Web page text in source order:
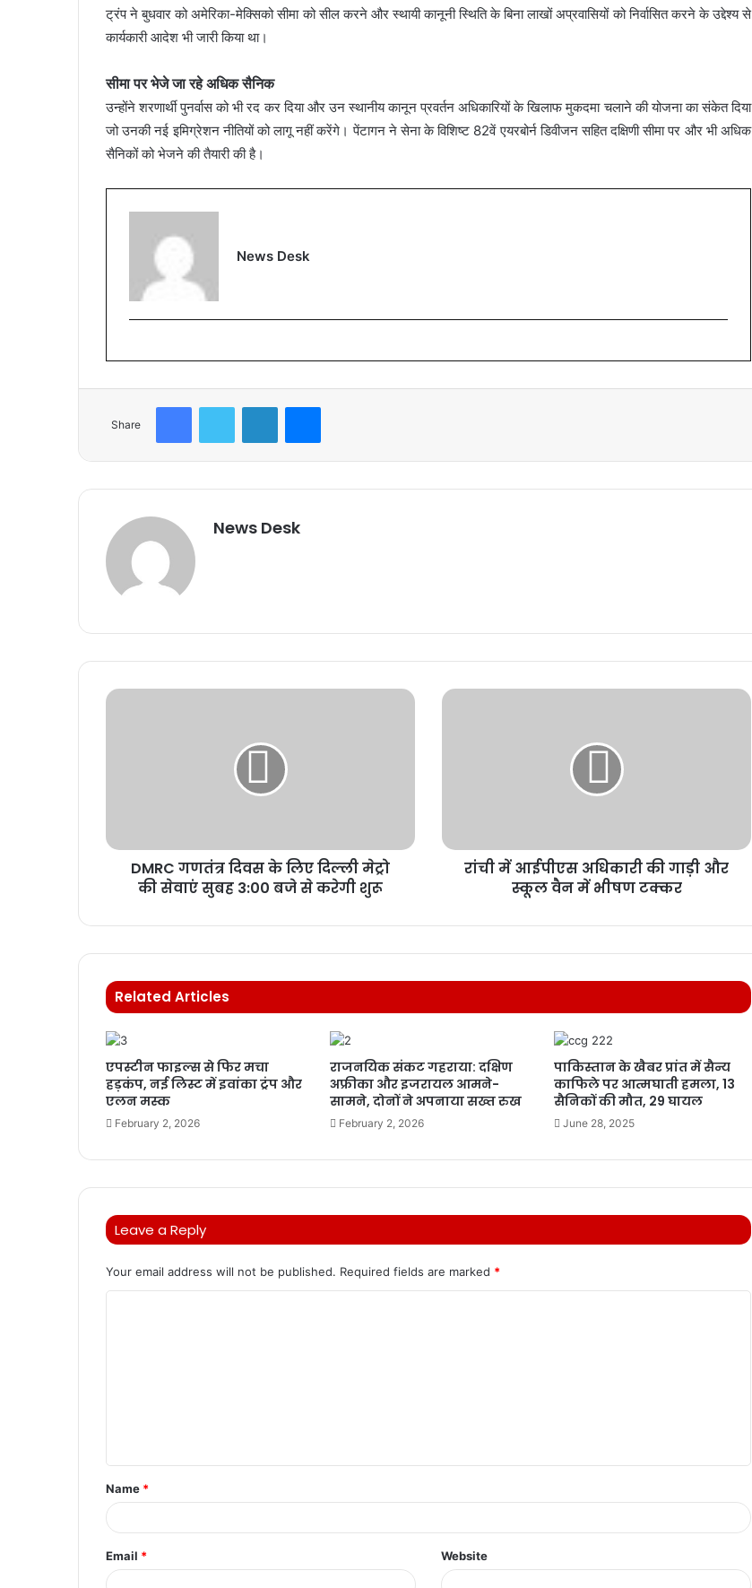
ट्रंप ने बुधवार को अमेरिका-मेक्सिको सीमा को सील करने और स्थायी कानूनी स्थिति के बिना लाखों अप्रवासियों को निर्वासित करने के उद्देश्य से
कार्यकारी आदेश भी जारी किया था।
सीमा पर भेजे जा रहे अधिक सैनिक
उन्होंने शरणार्थी पुनर्वास को भी रद कर दिया और उन स्थानीय कानून प्रवर्तन अधिकारियों के खिलाफ मुकदमा चलाने की योजना का संकेत दिया
जो उनकी नई इमिग्रेशन नीतियों को लागू नहीं करेंगे। पेंटागन ने सेना के विशिष्ट 82वें एयरबोर्न डिवीजन सहित दक्षिणी सीमा पर और भी अधिक
सैनिकों को भेजने की तैयारी की है।
News Desk
Share
News Desk
DMRC गणतंत्र दिवस के लिए दिल्ली मेट्रो
की सेवाएं सुबह 3:00 बजे से करेगी शुरू
रांची में आईपीएस अधिकारी की गाड़ी और
स्कूल वैन में भीषण टक्कर
Related Articles
एपस्टीन फाइल्स से फिर मचा
हड़कंप, नई लिस्ट में इवांका ट्रंप और
एलन मस्क
February 2, 2026
राजनयिक संकट गहराया: दक्षिण
अफ्रीका और इजरायल आमने-
सामने, दोनों ने अपनाया सख्त रुख
February 2, 2026
पाकिस्तान के खैबर प्रांत में सैन्य
काफिले पर आत्मघाती हमला, 13
सैनिकों की मौत, 29 घायल
June 28, 2025
Leave a Reply
Your email address will not be published. Required fields are marked *
t
*
Name *
Email * Website